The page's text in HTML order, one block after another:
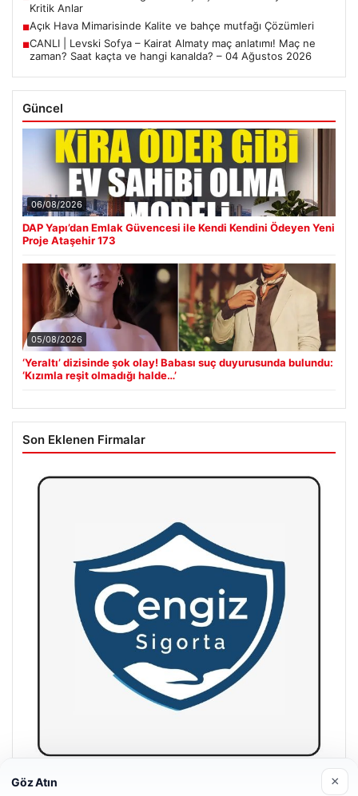
Kritik Anlar
■Açık Hava Mimarisinde Kalite ve bahçe mutfağı Çözümleri
■CANLI | Levski Sofya – Kairat Almaty maç anlatımı! Maç ne
zaman? Saat kaçta ve hangi kanalda? – 04 Ağustos 2026
Güncel
06/08/2026
DAP Yapı’dan Emlak Güvencesi ile Kendi Kendini Ödeyen Yeni
Proje Ataşehir 173
05/08/2026
‘Yeraltı’ dizisinde şok olay! Babası suç duyurusunda bulundu:
‘Kızımla reşit olmadığı halde…’
Son Eklenen Firmalar
Hastaş Beton
Göz Atın ×